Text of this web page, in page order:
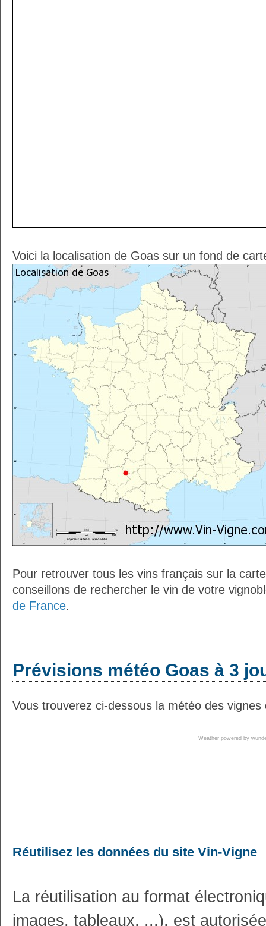
Voici la localisation de Goas sur un fond de
Pour retrouver tous les vins français sur la
conseillons de rechercher le vin de votre
de France.
Prévisions météo Goas à 3
Vous trouverez ci-dessous la météo des
Weather powered by
Réutilisez les données du site Vin-Vigne
La réutilisation au format
images, tableaux, ...), est